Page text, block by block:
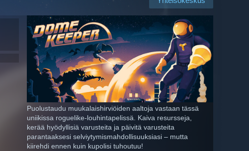
Puolustaudu muukalaishirviöiden aaltoja vastaan tässä
uniikissa roguelike-louhintapelissä. Kaiva resursseja,
kerää hyödyllisiä varusteita ja päivitä varusteita
parantaaksesi selviytymismahdollisuuksiasi – mutta
kiirehdi ennen kuin kupolisi tuhoutuu!